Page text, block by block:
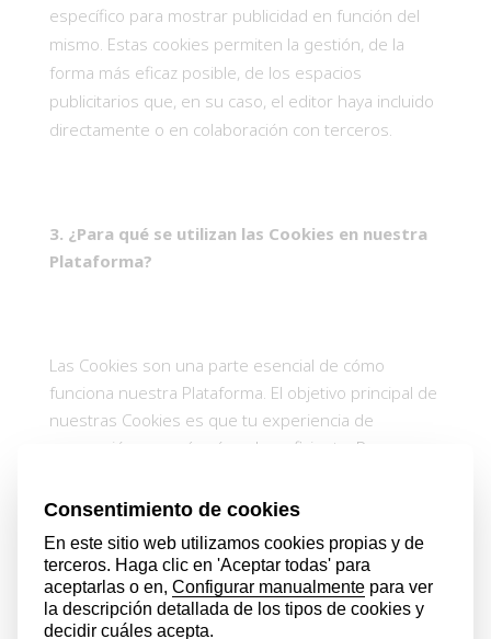
específico para mostrar publicidad en función del
mismo. Estas cookies permiten la gestión, de la
forma más eficaz posible, de los espacios
publicitarios que, en su caso, el editor haya incluido
directamente o en colaboración con terceros.
3. ¿Para qué se utilizan las Cookies en nuestra
Plataforma?
Las Cookies son una parte esencial de cómo
funciona nuestra Plataforma. El objetivo principal de
nuestras Cookies es que tu experiencia de
navegación sea más cómoda y eficiente. Por
preferencias (idioma, país, etc.) durante la
nuestras Cookies para mejorar nuestros servicios y
Plataforma continuamente, así como para poder
ofrecer publicidad personalizada según tus hábitos